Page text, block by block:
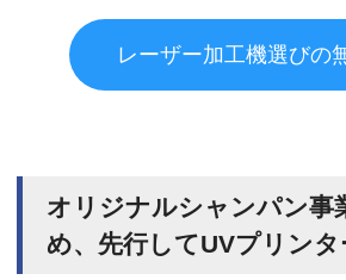
レーザー加工機選びの
オリジナルシャンパン事
め、先行してUVプリンタ